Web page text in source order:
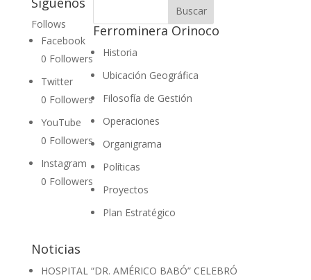
Follows
Facebook
0 Followers
Twitter
0 Followers
YouTube
0 Followers
Instagram
0 Followers
Ferrominera Orinoco
Historia
Ubicación Geográfica
Filosofía de Gestión
Operaciones
Organigrama
Políticas
Proyectos
Plan Estratégico
Noticias
HOSPITAL “DR. AMÉRICO BABÓ” CELEBRÓ